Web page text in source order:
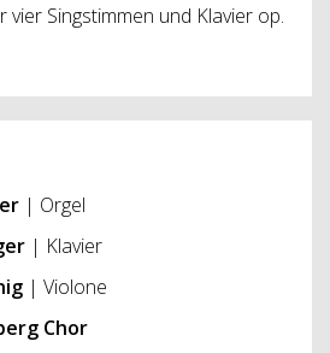
vier Singstimmen und Klavier op.
| Orgel
| Klavier
| Violone
Chor